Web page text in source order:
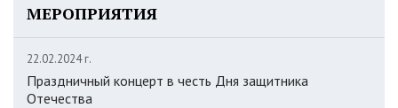
МЕРОПРИЯТИЯ
22.02.2024 г.
Праздничный концерт в честь Дня защитника
Отечества